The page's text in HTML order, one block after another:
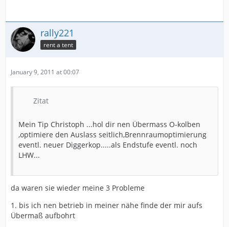
rally221
rent a tent
January 9, 2011 at 00:07
Zitat
Mein Tip Christoph ...hol dir nen Übermass O-kolben
,optimiere den Auslass seitlich,Brennraumoptimierung
eventl. neuer Diggerkop.....als Endstufe eventl. noch
LHW...
da waren sie wieder meine 3 Probleme
1. bis ich nen betrieb in meiner nähe finde der mir aufs
Übermaß aufbohrt